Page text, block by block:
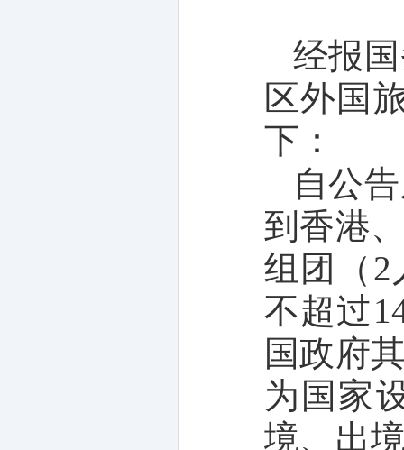
经报
区外国
下：
自公
到香港
组团（2
不超过
国政府
为国家
境、出